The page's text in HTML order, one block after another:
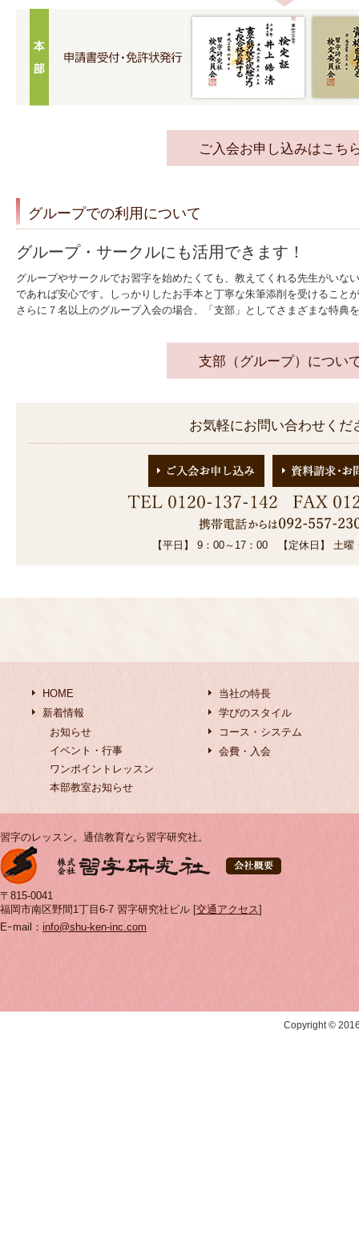
ご入会お申し込みはこち
グループでの利用について
グループ・サークルにも活用できます！
グループやサークルでお習字を始めたくても、教えてくれる先生がいな
であれば安心です。しっかりしたお手本と丁寧な朱筆添削を受けること
さらに７名以上のグループ入会の場合、「支部」としてさまざまな特典
支部（グループ）につい
お気軽にお問い合わせくだ
【平日】 9：00～17：00 【定休日】 土曜
HOME
新着情報
お知らせ
イベント・行事
ワンポイントレッスン
本部教室お知らせ
当社の特長
学びのスタイル
コース・システム
会費・入会
習字のレッスン。通信教育なら習字研究社。
〒815-0041
福岡市南区野間1丁目6-7 習字研究社ビル [交通アクセス]
Eｰmail： info@shu-ken-inc.com
Copyright ©